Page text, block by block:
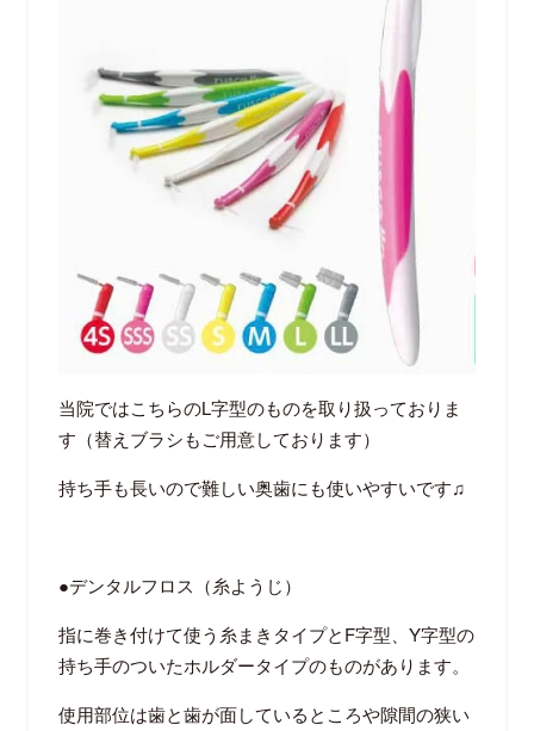
当院ではこちらのL字型のものを取り扱っておりま
す（替えブラシもご用意しております）
持ち手も長いので難しい奥歯にも使いやすいです♫
●デンタルフロス（糸ようじ）
指に巻き付けて使う糸まきタイプとF字型、 Y字型の
持ち手のついたホルダータイプのものがあります。
使用部位は歯と歯が面しているところや隙間の狭い